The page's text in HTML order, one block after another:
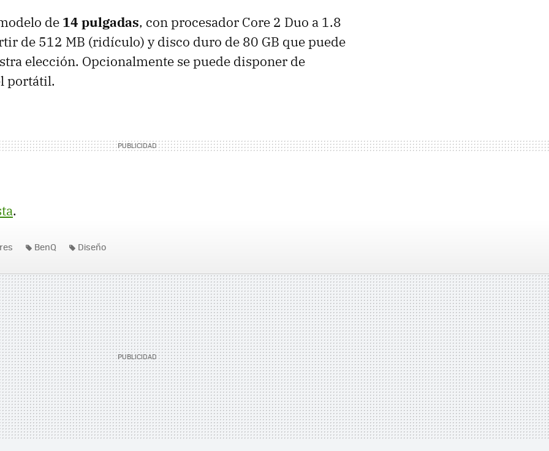
de 14 pulgadas, con procesador Core 2 Duo a 1.8
de 512 MB (ridículo) y disco duro de 80 GB que puede
elección. Opcionalmente se puede disponer de
portátil.
.
BenQ Diseño